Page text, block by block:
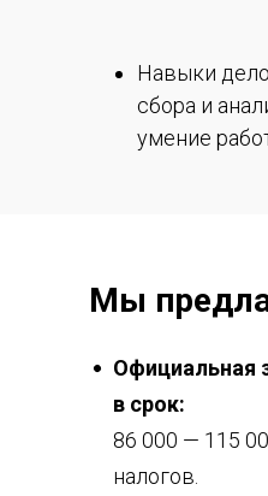
Навыки
сбора и
умение
Мы
Официальная
в срок:
86 000 — 115
налогов.